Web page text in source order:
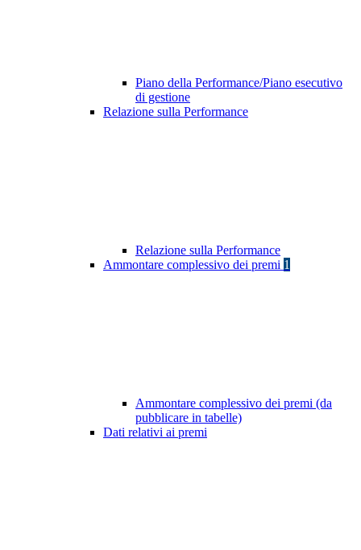
Piano della Performance/Piano esecutivo
di gestione
Relazione sulla Performance
Relazione sulla Performance
Ammontare complessivo dei premi 1
Ammontare complessivo dei premi (da
pubblicare in tabelle)
Dati relativi ai premi